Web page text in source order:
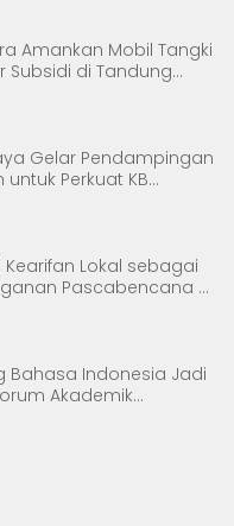
Amankan Mobil Tangki
Subsidi di Tandung
Gelar Pendampingan
Perkuat KB
Kearifan Lokal sebagai
Pascabencana di
Bahasa Indonesia Jadi
Akademik